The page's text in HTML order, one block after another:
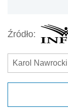
Źródło:
Karol Nawrocki